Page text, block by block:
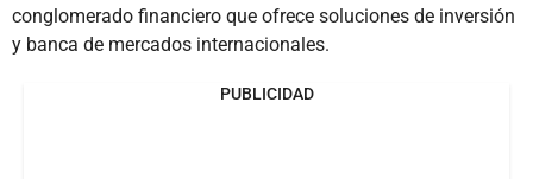
conglomerado financiero que ofrece soluciones de inversión
y banca de mercados internacionales.
PUBLICIDAD